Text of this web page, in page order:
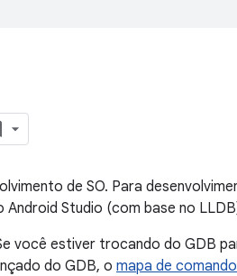
de SO. Para
Android Studio (com base no
você estiver trocando do GDB
do GDB, o mapa de